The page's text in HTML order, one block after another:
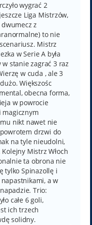
wygrać 2
Liga Mistrzów,
z
to nie
Mistrz
w Serie A była
w stanie zagrać 3 raz
w cuda , ale 3
Większośc
obecna forma,
w powrocie
magicznym
nikt nawet nie
drzwi do
na tyle nieudolni,
Mistrz Włoch
ta obrona nie
tylko Spinazollę i
a w
Trio:
całe 6 goli,
ich trzech
solidny.